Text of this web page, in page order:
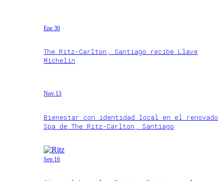
Ene 30
The Ritz-Carlton, Santiago recibe Llave
Michelin
Nov 13
Bienestar con identidad local en el renovado
Spa de The Ritz-Carlton, Santiago
Sep 16